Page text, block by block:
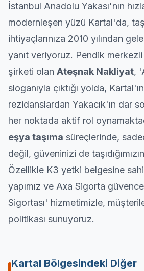
İstanbul Anadolu Yakası'nın
modernleşen yüzü Kartal'da,
ihtiyaçlarınıza 2010 yılından
yanıt veriyoruz. Pendik
şirketi olan Ateşnak Nakliyat,
sloganıyla çıktığı yolda,
rezidanslardan Yakacık'ın dar
her noktada aktif rol
eşya taşıma süreçlerinde,
değil, güveninizi de
Özellikle K3 yetki belgesine
yapımız ve Axa Sigorta
Sigortası' hizmetimizle,
politikası sunuyoruz.
Kartal Bölgesindeki Diğer